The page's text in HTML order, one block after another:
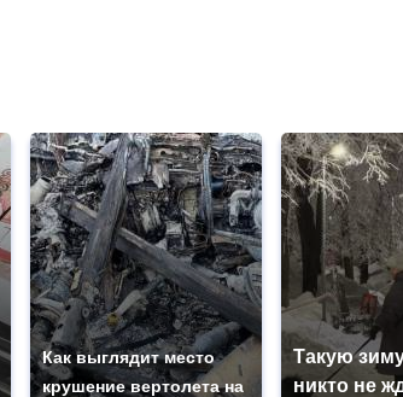
Как выглядит место
крушение вертолета на
Такую
никто не